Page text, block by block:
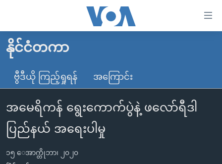
လွယ်ကူ
စေ
သည့်
များ
ပင်မ
သို့
မူလစာမျက်နှာ
မြန်မာ
ကမ္ဘာ့သတင်းများ
နိုင်ငံတကာ
အမေရိကန်
အစ္စရေး-ပါလက်စတိုင်း
ဗွီဒီယို
သတင်းလွတ်လပ်ခွင့်
ရပ်ဝန်းတခု လမ်းတခု အလွန်
အင်္ဂလိပ်စာလေ့လာမယ်
နိုင်ငံတကာ
ဗွီဒီယို ကြည့်ရှုရန် အကြောင်း
အမေရိကန် ရွေးကောက်ပွဲနဲ့ ဖလော်ရီဒါ
ပြည်နယ် အရေးပါမှု
၁၅ ေအာက္တိုဘာ၊ ၂၀၂၀